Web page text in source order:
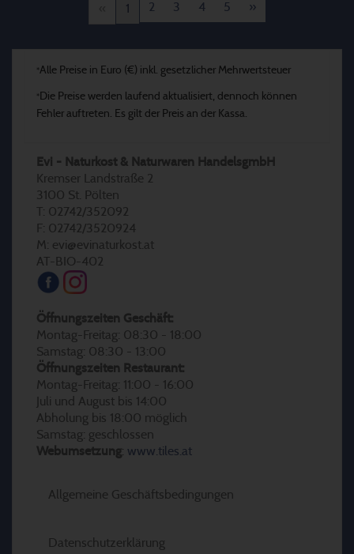
1 2 3 4 5 »
*Alle Preise in Euro (€) inkl. gesetzlicher Mehrwertsteuer
* Die Preise werden laufend aktualisiert, dennoch können
Fehler auftreten. Es gilt der Preis an der Kassa.
Evi - Naturkost & Naturwaren HandelsgmbH
Kremser Landstraße 2
3100 St. Pölten
T: 02742/352092
F: 02742/3520924
M: evi@evinaturkost.at
AT-BIO-402
Öffnungszeiten Geschäft:
Montag-Freitag: 08:30 - 18:00
Samstag: 08:30 - 13:00
Öffnungszeiten Restaurant:
Montag-Freitag: 11:00 - 16:00
Juli und August bis 14:00
Abholung bis 18:00 möglich
Samstag: geschlossen
Webumsetzung: www.tiles.at
Allgemeine Geschäftsbedingungen
Datenschutzerklärung